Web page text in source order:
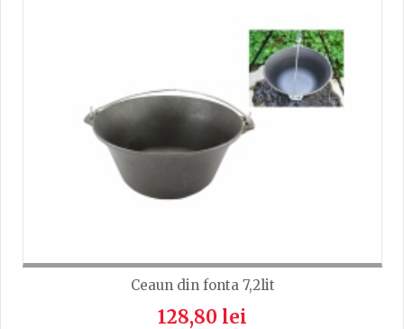
Ceaun din fonta 7,2lit
128,80 lei